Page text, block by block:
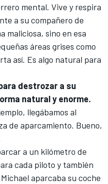
mental. Vive y respira
a su compañero de
maliciosa, sino en esa
áreas grises como
así. Es algo natural para
destrozar a su
natural y enorme.
llegábamos al
de aparcamiento. Bueno,
a un kilómetro de
cada piloto y también
aparcaba su coche